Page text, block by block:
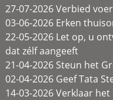
27-07-2026 Verbied
03-06-2026 Erken
22-05-2026 Let op, u
dat zélf aangeeft
21-04-2026 Steun het
02-04-2026 Geef Tata
14-03-2026 Verklaar